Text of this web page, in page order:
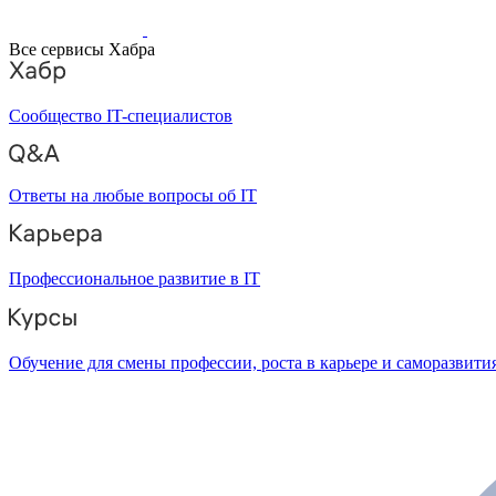
Все сервисы Хабра
Сообщество IT-специалистов
Ответы на любые вопросы об IT
Профессиональное развитие в IT
Обучение для смены профессии, роста в карьере и